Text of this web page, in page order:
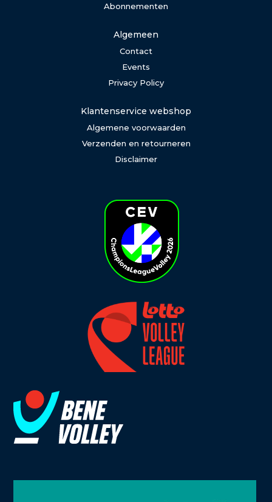
Abonnementen
Algemeen
Contact
Events
Privacy Policy
Klantenservice webshop
Algemene voorwaarden
Verzenden en retourneren
Disclaimer